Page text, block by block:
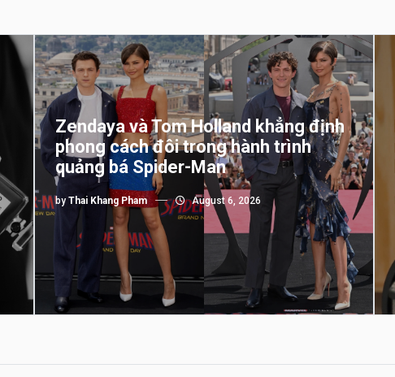
Zendaya và Tom Holland khẳng định
phong cách đôi trong hành trình
quảng bá Spider-Man
by Thai Khang Pham August 6, 2026